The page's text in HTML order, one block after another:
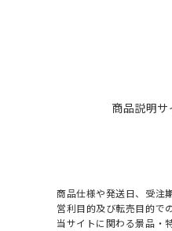
商品説明サ
商品仕様や発送日、受注
営利目的及び転売目的で
当サイトに関わる景品・